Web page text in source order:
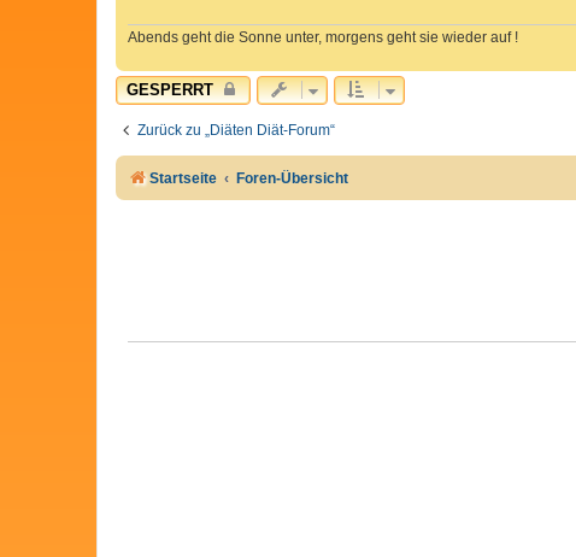
Abends geht die Sonne unter, morgens geht sie wieder auf !
GESPERRT
Zurück zu „Diäten Diät-Forum“
Startseite Foren-Übersicht